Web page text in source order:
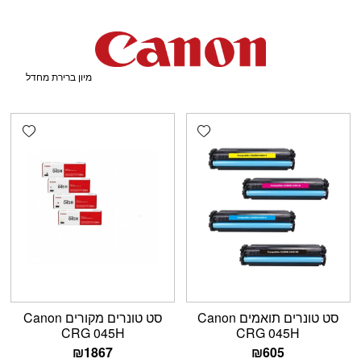
Add wishlist
סט טונרים תואמים Canon
CRG 045H
₪605
סט טונרים מקורים Canon
CRG 045H
₪1867